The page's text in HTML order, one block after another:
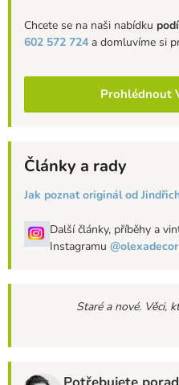
Chcete se na naši nabídku
602 572 724 a domluvíme si
Prohlédnout
Články a rady
Jak poznat originál od
Další články, příběhy a
Instagramu @olexadecor
Staré a nové. Věci,